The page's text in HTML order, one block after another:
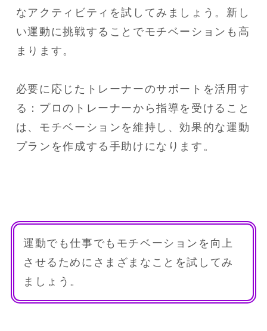
なアクティビティを試してみましょう。新し
い運動に挑戦することでモチベーションも高
まります。
必要に応じたトレーナーのサポートを活用す
る：プロのトレーナーから指導を受けること
は、モチベーションを維持し、効果的な運動
プランを作成する手助けになります。
運動でも仕事でもモチベーションを向上
させるためにさまざまなことを試してみ
ましょう。